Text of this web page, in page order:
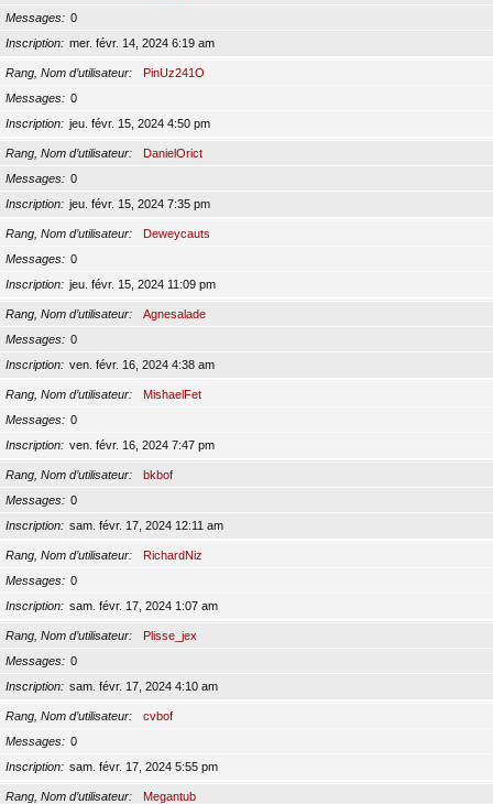
Messages
0
Inscription
mer. févr. 14, 2024 6:19 am
Rang, Nom d’utilisateur
PinUz241O
Messages
0
Inscription
jeu. févr. 15, 2024 4:50 pm
Rang, Nom d’utilisateur
DanielOrict
Messages
0
Inscription
jeu. févr. 15, 2024 7:35 pm
Rang, Nom d’utilisateur
Deweycauts
Messages
0
Inscription
jeu. févr. 15, 2024 11:09 pm
Rang, Nom d’utilisateur
Agnesalade
Messages
0
Inscription
ven. févr. 16, 2024 4:38 am
Rang, Nom d’utilisateur
MishaelFet
Messages
0
Inscription
ven. févr. 16, 2024 7:47 pm
Rang, Nom d’utilisateur
bkbof
Messages
0
Inscription
sam. févr. 17, 2024 12:11 am
Rang, Nom d’utilisateur
RichardNiz
Messages
0
Inscription
sam. févr. 17, 2024 1:07 am
Rang, Nom d’utilisateur
Plisse_jex
Messages
0
Inscription
sam. févr. 17, 2024 4:10 am
Rang, Nom d’utilisateur
cvbof
Messages
0
Inscription
sam. févr. 17, 2024 5:55 pm
Rang, Nom d’utilisateur
Megantub